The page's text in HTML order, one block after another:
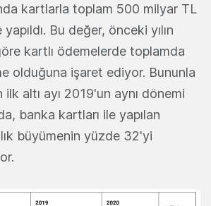
kartlarla toplam 500 milyar TL
Bu değer, önceki yılın
kartlı ödemelerde toplamda
olduğuna işaret ediyor. Bununla
altı ayı 2019'un aynı dönemi
banka kartları ile yapılan
büyümenin yüzde 32'yi